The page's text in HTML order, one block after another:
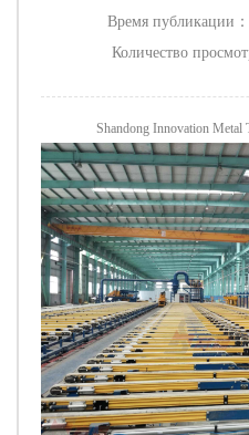
Время публикации：
Количество
Shandong Innovation Metal